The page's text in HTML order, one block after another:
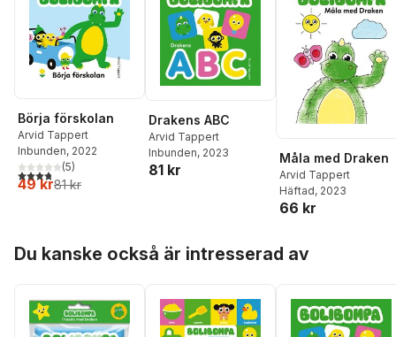
Börja förskolan
Arvid Tappert
Inbunden, 2022
3,8utav 5 stjärnor. Totalt antal röster:
(5)
49 kr81 kr
Drakens ABC
Arvid Tappert
Inbunden, 2023
81 kr
Måla med Draken
Arvid Tappert
Häftad, 2023
66 kr
Du kanske också är intresserad av